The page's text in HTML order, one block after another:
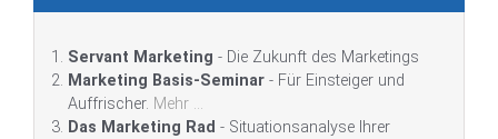
Servant Marketing - Die Zukunft des Marketings
Marketing Basis-Seminar - Für Einsteiger und
Auffrischer. Mehr ...
Das Marketing Rad - Situationsanalyse Ihrer